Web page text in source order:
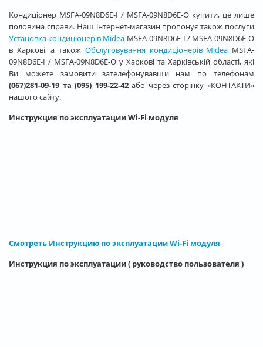
Кондиціонер MSFA-09N8D6E-I / MSFA-09N8D6E-O купити, це лише
половина справи. Наш інтернет-магазин пропонує також послуги
Установка кондиціонерів Midea MSFA-09N8D6E-I / MSFA-09N8D6E-O
в Харкові, а також Обслуговування кондиціонерів Midea MSFA-
09N8D6E-I / MSFA-09N8D6E-O у Харкові та Харківській області, які
Ви можете замовити зателефонувавши нам по телефонам
(067)281-09-19 та (095) 199-22-42або через сторінку «КОНТАКТИ»
нашого сайту.
Инструкция по эксплуатации Wi-Fi модуля
Смотреть Инструкцию по эксплуатации Wi-Fi модуля
Инструкция по эксплуатации ( руководство пользователя )